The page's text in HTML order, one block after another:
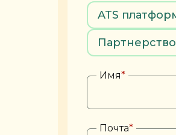
ATS
Партнерство
Имя*
Почта*